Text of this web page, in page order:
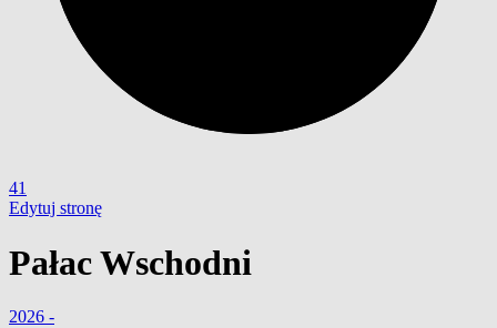
41
Edytuj stronę
Pałac Wschodni
2026 -